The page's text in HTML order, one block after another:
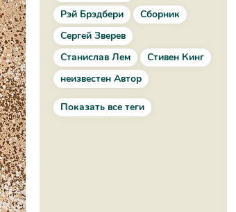
Рэй Брэдбери
Сборник
Сергей Зверев
Станислав Лем
Стивен Кинг
неизвестен Автор
Показать все теги